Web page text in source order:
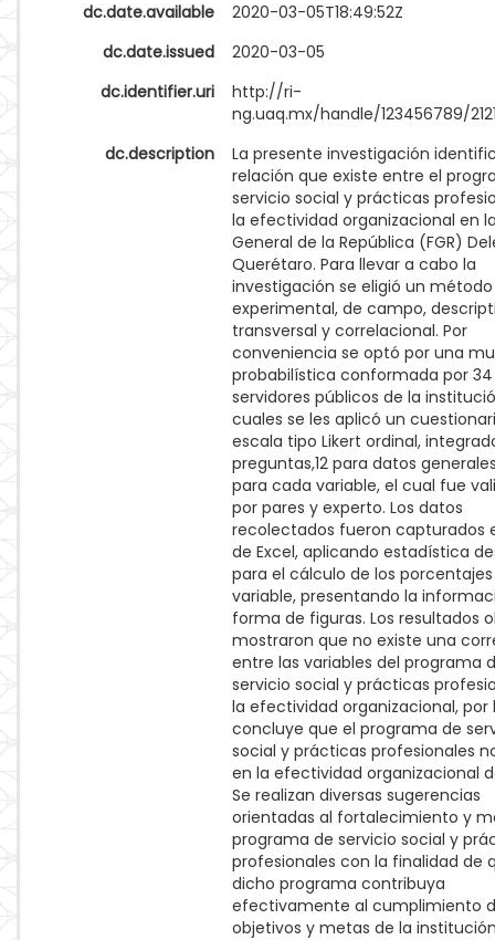
dc.date.available
2020-03-05T18:49:52Z
dc.date.issued
2020-03-05
dc.identifier.uri
http://ri-
ng.uaq.mx/handle/123456789/
dc.description
La presente investigación
relación que existe entre el
servicio social y prácticas
la efectividad organizacional en
General de la República (FGR)
Querétaro. Para llevar a cabo la
investigación se eligió un
experimental, de campo,
transversal y correlacional. Por
conveniencia se optó por una
probabilística conformada por 34
servidores públicos de la
cuales se les aplicó un
escala tipo Likert ordinal,
preguntas,12 para datos
para cada variable, el cual fue
por pares y experto. Los datos
recolectados fueron capturados
de Excel, aplicando estadística
para el cálculo de los
variable, presentando la
forma de figuras. Los resultados
mostraron que no existe una
entre las variables del programa
servicio social y prácticas
la efectividad organizacional, por
concluye que el programa de
social y prácticas profesionales
en la efectividad organizacional
Se realizan diversas sugerencias
orientadas al fortalecimiento y
programa de servicio social y
profesionales con la finalidad de
dicho programa contribuya
efectivamente al cumplimiento
objetivos y metas de la